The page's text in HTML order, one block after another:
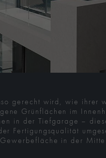
gerecht wird, wie ihrer
Grünflächen im
in der Tiefgarage –
Fertigungsqualität
in der